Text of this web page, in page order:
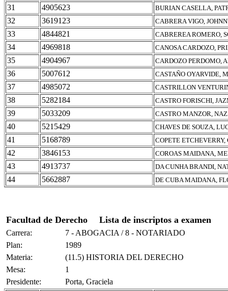
31 4905623 BURIAN CASELLA,
32 3619123 CABRERA VIGO,
33 4844821 CABREREA ROMERO,
34 4969818 CANOSA CARDOZO,
35 4904967 CARDOZO PERDOMO,
36 5007612 CASTAÑO OYARVIDE,
37 4985072 CASTRILLON
38 5282184 CASTRO FORISCHI,
39 5033209 CASTRO MANZOR,
40 5215429 CHAVES DE SOUZA,
41 5168789 COPETE
42 3846153 COROAS MAIDANA,
43 4913737 DA CUNHA BRANDI,
44 5662887 DE CUBA MAIDANA,
Facultad de Derecho Lista de inscriptos a examen
Carrera:
7 - ABOGACIA / 8 - NOTARIADO
Plan:
1989
Materia:
(11.5) HISTORIA DEL DERECHO
Mesa:
1
Presidente:
Porta, Graciela